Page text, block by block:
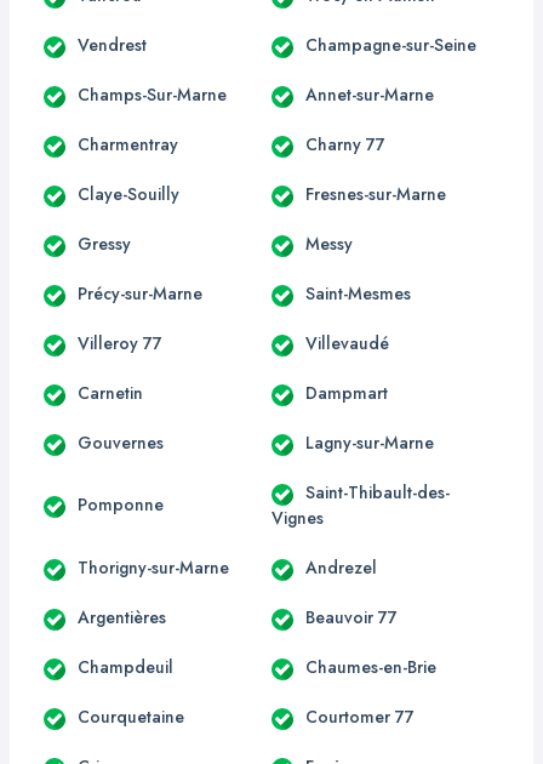
Vendrest Champagne-sur-Seine
Champs-Sur-Marne Annet-sur-Marne
Charmentray Charny 77
Claye-Souilly Fresnes-sur-Marne
Gressy Messy
Précy-sur-Marne Saint-Mesmes
Villeroy 77 Villevaudé
Carnetin Dampmart
Gouvernes Lagny-sur-Marne
Pomponne
Saint-Thibault-des-
Vignes
Thorigny-sur-Marne Andrezel
Argentières Beauvoir 77
Champdeuil Chaumes-en-Brie
Courquetaine Courtomer 77